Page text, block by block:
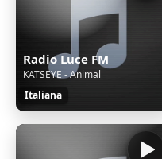
Radio Luce FM
KATSEYE - Animal
Italiana